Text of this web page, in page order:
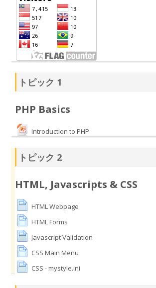
トピック 1
PHP Basics
Introduction to PHP
トピック 2
HTML, Javascripts & CSS
HTML Webpage
HTML Forms
Javascript Validation
CSS Main Menu
CSS - mystyle.ini